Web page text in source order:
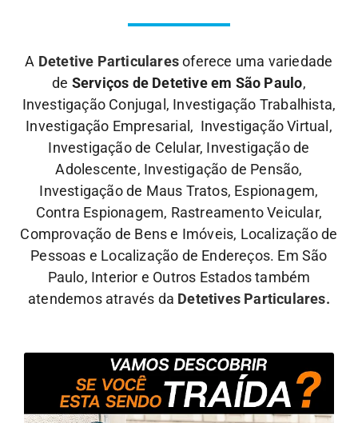
A Detetive Particularesoferece uma variedade
de Serviços de Detetive em São Paulo,
Investigação Conjugal, Investigação Trabalhista,
Investigação Empresarial, Investigação Virtual,
Investigação de Celular, Investigação de
Adolescente, Investigação de Pensão,
Investigação de Maus Tratos, Espionagem,
Contra Espionagem, Rastreamento Veicular,
Comprovação de Bens e Imóveis, Localização de
Pessoas e Localização de Endereços. Em São
Paulo, Interior e Outros Estados também
atendemos através da Detetives Particulares.